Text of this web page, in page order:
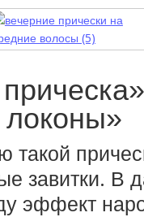
локоны»
такой
завитки. В
эффект